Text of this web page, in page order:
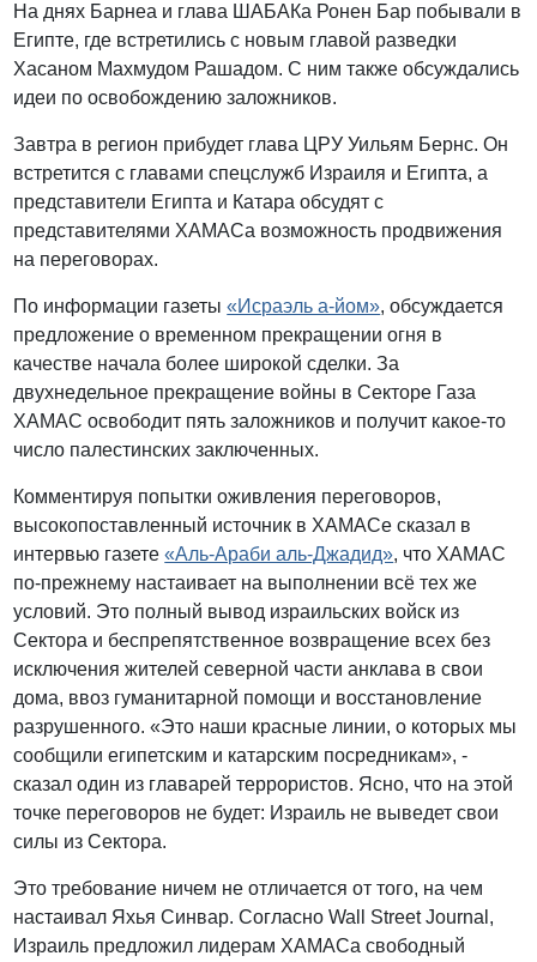
На днях Барнеа и глава ШАБАКа Ронен Бар побывали в
Египте, где встретились с новым главой разведки
Хасаном Махмудом Рашадом. С ним также обсуждались
идеи по освобождению заложников.
Завтра в регион прибудет глава ЦРУ Уильям Бернс. Он
встретится с главами спецслужб Израиля и Египта, а
представители Египта и Катара обсудят с
представителями ХАМАСа возможность продвижения
на переговорах.
По информации газеты«Исраэль а-йом», обсуждается
предложение о временном прекращении огня в
качестве начала более широкой сделки. За
двухнедельное прекращение войны в Секторе Газа
ХАМАС освободит пять заложников и получит какое-то
число палестинских заключенных.
Комментируя попытки оживления переговоров,
высокопоставленный источник в ХАМАСе сказал в
интервью газете«Аль-Араби аль-Джадид», что ХАМАС
по-прежнему настаивает на выполнении всё тех же
условий. Это полный вывод израильских войск из
Сектора и беспрепятственное возвращение всех без
исключения жителей северной части анклава в свои
дома, ввоз гуманитарной помощи и восстановление
разрушенного. «Это наши красные линии, о которых мы
сообщили египетским и катарским посредникам», -
сказал один из главарей террористов. Ясно, что на этой
точке переговоров не будет: Израиль не выведет свои
силы из Сектора.
Это требование ничем не отличается от того, на чем
настаивал Яхья Синвар. Согласно Wall Street Journal,
Израиль предложил лидерам ХАМАСа свободный